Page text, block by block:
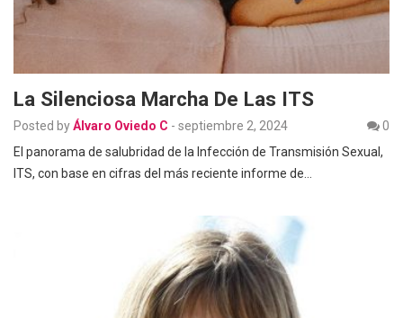
La Silenciosa Marcha De Las ITS
Posted byÁlvaro Oviedo C - septiembre 2, 2024
0
El panorama de salubridad de la Infección de Transmisión Sexual,
ITS, con base en cifras del más reciente informe de…